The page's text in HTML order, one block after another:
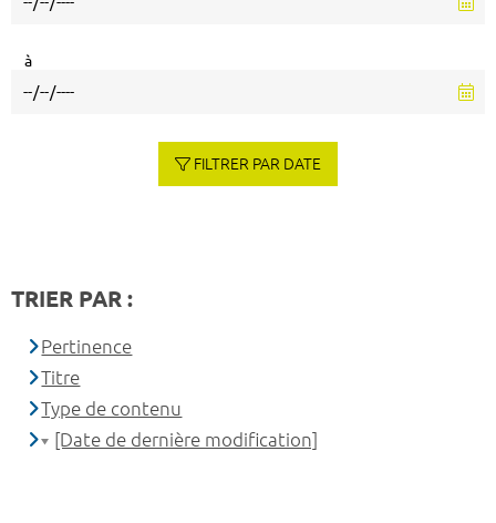
à
FILTRER PAR DATE
TRIER PAR :
Pertinence
Titre
Type de contenu
[Date de dernière modification]